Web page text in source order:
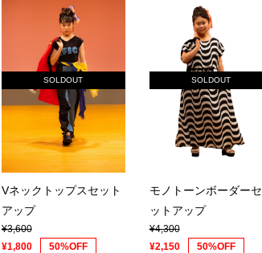
SOLDOUT
Vネックトップスセット
アップ
¥3,600
¥1,800
50%OFF
SOLDOUT
モノトーンボーダーセ
ットアップ
¥4,300
¥2,150
50%OFF